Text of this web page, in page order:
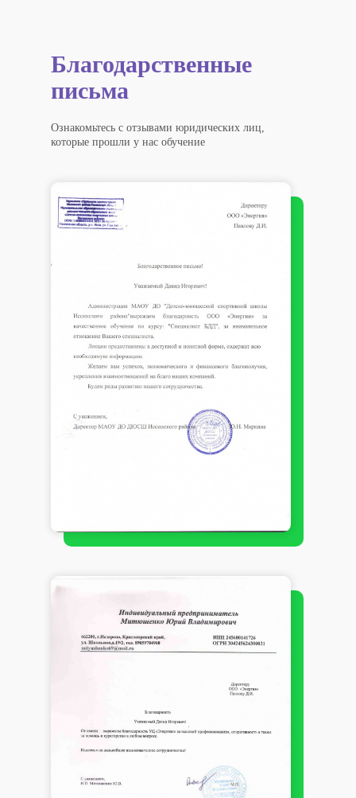
Благодарственные
письма
Ознакомьтесь с отзывами юридических лиц,
которые прошли у нас обучение